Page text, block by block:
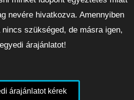
nevére hivatkozva. Amennyiben
szükséged, de másra igen,
árajánlatot!
árajánlatot kérek